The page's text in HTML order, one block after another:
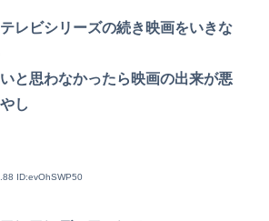
レビシリーズの続き映画をいきな
と思わなかったら映画の出来が悪
し
ID:evOhSWP50